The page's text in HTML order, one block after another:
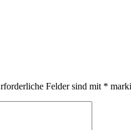
Felder sind mit *